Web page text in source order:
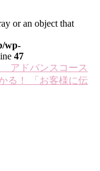
or an object that
wp-
47
アドバンスコース
る！ 「お客様に伝